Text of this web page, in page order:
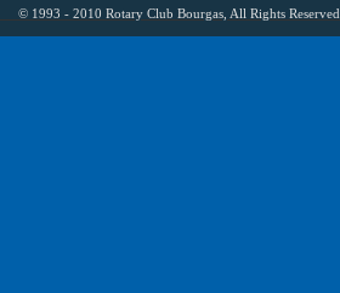
© 1993 - 2010 Rotary Club Bourgas, All Rights Reserved.